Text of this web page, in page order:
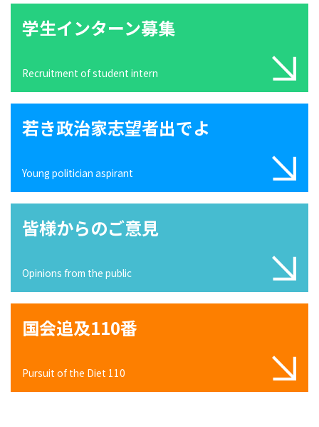
学生インターン募集
Recruitment of student intern
若き政治家志望者出でよ
Young politician aspirant
皆様からのご意見
Opinions from the public
国会追及110番
Pursuit of the Diet 110